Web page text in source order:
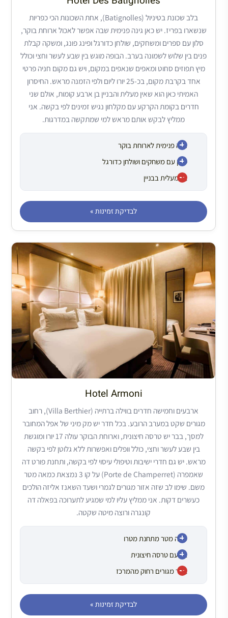
גינה פנימית לארוחת בוקר
סלון עם משחקים ושולחן כדורגל
אין מעלית בבניין
בלב שכונת בטיניול (Batignolles), אחת השכונות הכי כפריות
שנשארו בפריז. יש כאן גינה פנימית שבה אפשר לאכול ארוחת בוקר,
סלון עם ספרים ומשחקים, שולחן כדורגל ופינג פונג, ומשקה קבלת
פנים בין שלוש לשמונה בערב. הבופה מוגש בין שבע לעשר וחצי וכולל
מיץ תפוזים סחוט ומאפים שנאפים במקום, ויש גם מקום חניה פרטי
אחד בקרבת מקום, בכ-25 יורו ליום ולפי הזמנה מראש. החיסרון
האמיתי כאן הוא שאין מעלית והבניין בן ארבע קומות, אולם שני
חדרים בקומת הקרקע עם מקלחון נגיש זמינים לפי בקשה. אני
ממליץ לבקש אותם מראש למי שמתקשה במדרגות.
לבדיקת זמינות »
Hotel Armoni
מאה מטר מתחנת מטרו
בר עם טרסה חיצונית
אזור מגורים רחוק מהמרכז
ארבעים וחמישה חדרים בווילה ברתייה (Villa Berthier), רחוב
מגורים שקט במערב הרובע. בכל חדר יש מק מיני של אפל המחובר
למסך, בבר יש טרסה חיצונית, וארוחת הבוקר עולה 17 יורו ומוגשת
בין שבע לעשר וחצי, כולל וופלים ואפשרות ללא גלוטן לפי בקשה
מראש. יש גם חדרי ישיבות וטיפולי עיסוי לפי בקשה, ותחנת פורט דה
שאמפרה (Porte de Champerret) על קו 3 נמצאת כמאה מטר
משם. שימו לב שזה אזור מגורים לגמרי ושעד השאנז אליזה הולכים
כעשרים דקות. אני ממליץ עליו למי שמגיע לתערוכה בפאלה דה
קונגרה ורוצה מיטה שקטה.
לבדיקת זמינות »